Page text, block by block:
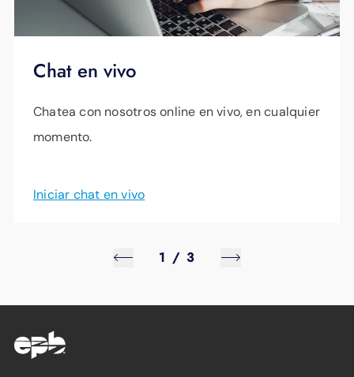
Chat en vivo
Chatea con nosotros online en vivo, en cualquier
momento.
Iniciar chat en vivo
1 / 3